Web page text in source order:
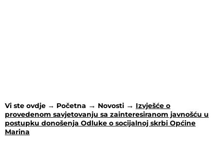
Vi ste ovdje → Početna Novosti
Izvješće o
provedenom savjetovanju sa zainteresiranom javnošću u
postupku donošenja Odluke o socijalnoj skrbi Općine
Marina